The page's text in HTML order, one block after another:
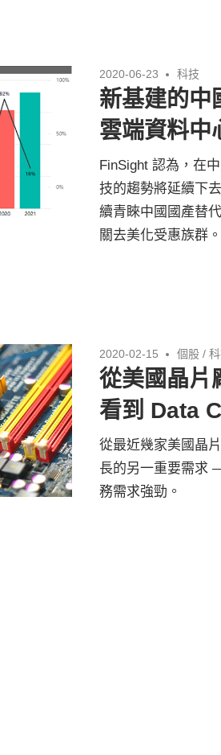
2020-06-23 科技
新基建的中
雲端資料中
FinSight 認為，在
技的趨勢將延續下
續青睞中國國產替
關去美化受惠族群。
2020-02-15 個股 /
從美國晶片
看到 Data
從最近幾家美國晶
長的另一重要需求
務需求強勁。